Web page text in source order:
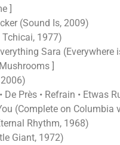
]
(Sound Is, 2009)
1977)
Sara (Everywhere
]
Près • Refrain • Etwas
(Complete on Columbia
Rhythm, 1968)
Giant, 1972)